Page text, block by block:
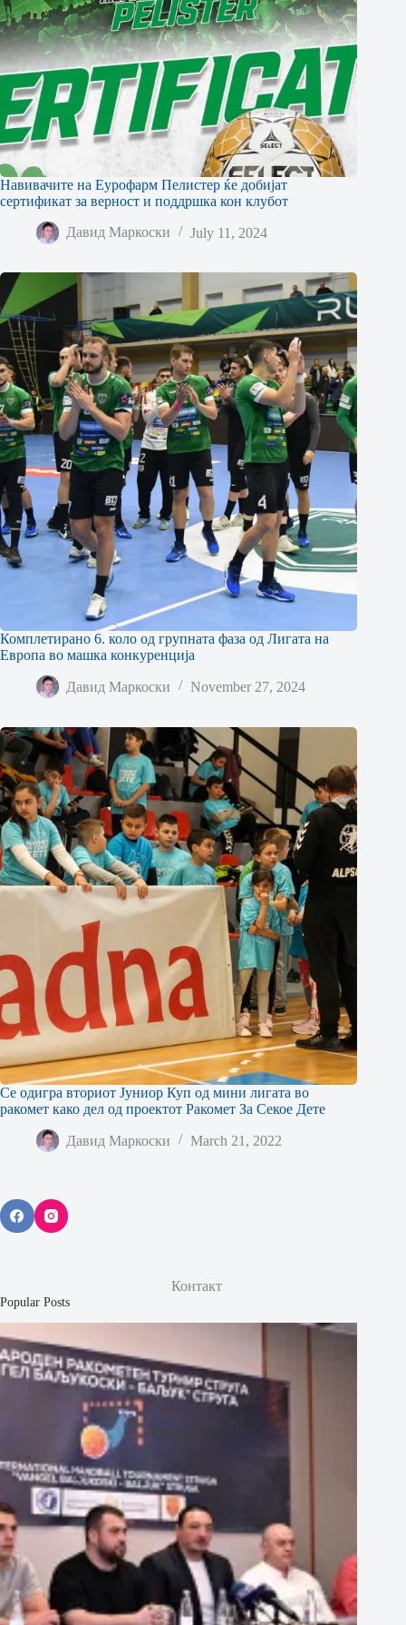
Навивачите на Еурофарм Пелистер ќе добијат
сертификат за верност и поддршка кон клубот
Давид Маркоски July 11, 2024
Комплетирано 6. коло од групната фаза од Лигата на
Европа во машка конкуренција
Давид Маркоски November 27, 2024
Се одигра вториот Јуниор Куп од мини лигата во
ракомет како дел од проектот Ракомет За Секое Дете
Давид Маркоски March 21, 2022
Контакт
Popular Posts